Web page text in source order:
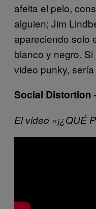
afeita el pelo,
alguien; Jim
apareciendo solo
blanco y negro. Si
video punky,
Social Distortion
El video «¡¿QUÉ